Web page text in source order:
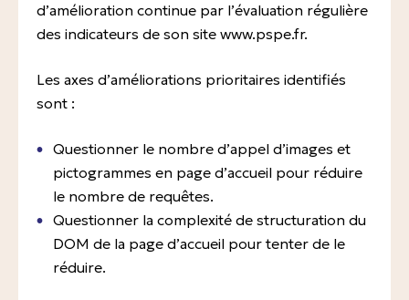
d’amélioration continue par l’évaluation régulière
des indicateurs de son site www.pspe.fr.
Les axes d’améliorations prioritaires identifiés
sont :
Questionner le nombre d’appel d’images et
pictogrammes en page d’accueil pour réduire
le nombre de requêtes.
Questionner la complexité de structuration du
DOM de la page d’accueil pour tenter de le
réduire.